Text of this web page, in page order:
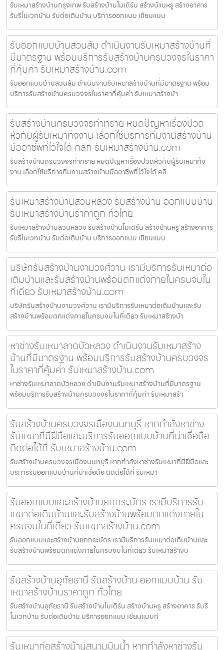
รับเหมาสร้างบ้านกรุงเทพ รับสร้างบ้านโมเดิร์น สร้างบ้านหรู สร้างอาคาร
รับรีโนเวทบ้าน รับต่อเติมบ้าน บริการออกแบบ เขียนแบบ
รับออกแบบบ้านสวนส้ม ดำเนินงานรับเหมาสร้างบ้านที่
มีมาตรฐาน พร้อมบริการรับสร้างบ้านครบวงจรในราคา
ที่คุ้มค่า รับเหมาสร้างบ้าน.com
รับออกแบบบ้านสวนส้ม ดำเนินงานรับเหมาสร้างบ้านที่มีมาตรฐาน พร้อม
บริการรับสร้างบ้านครบวงจรในราคาที่คุ้มค่า รับเหมาสร้างบ้า
รับสร้างบ้านครบวงจรท่าทราย หมดปัญหาเรื่องปวด
หัวกับผู้รับเหมาทิ้งงาน เลือกใช้บริการทีมงานสร้างบ้าน
มืออาชีพที่ไว้ใจได้ คลิก รับเหมาสร้างบ้าน.com
รับสร้างบ้านครบวงจรท่าทราย หมดปัญหาเรื่องปวดหัวกับผู้รับเหมาทิ้ง
งาน เลือกใช้บริการทีมงานสร้างบ้านมืออาชีพที่ไว้ใจได้ คลิ
รับเหมาสร้างบ้านสวนหลวง รับสร้างบ้าน ออกแบบบ้าน
รับเหมาสร้างบ้านราคาถูก ทั่วไทย
รับเหมาสร้างบ้านสวนหลวง รับสร้างบ้านโมเดิร์น สร้างบ้านหรู สร้างอาคาร
รับรีโนเวทบ้าน รับต่อเติมบ้าน บริการออกแบบ เขียนแบบ
บริษัทรับสร้างบ้านงามวงศ์วาน เรามีบริการรับเหมาต่อ
เติมบ้านและรับสร้างบ้านพร้อมตกแต่งภายในครบจบใน
ที่เดียว รับเหมาสร้างบ้าน.com
บริษัทรับสร้างบ้านงามวงศ์วาน เรามีบริการรับเหมาต่อเติมบ้านและรับ
สร้างบ้านพร้อมตกแต่งภายในครบจบในที่เดียว รับเหมาสร้างบ้า
หาช่างรับเหมาลาดบัวหลวง ดำเนินงานรับเหมาสร้าง
บ้านที่มีมาตรฐาน พร้อมบริการรับสร้างบ้านครบวงจร
ในราคาที่คุ้มค่า รับเหมาสร้างบ้าน.com
หาช่างรับเหมาลาดบัวหลวง ดำเนินงานรับเหมาสร้างบ้านที่มีมาตรฐาน
พร้อมบริการรับสร้างบ้านครบวงจรในราคาที่คุ้มค่า รับเหมาสร้า
รับสร้างบ้านครบวงจรเมืองนนทบุรี หากกำลังหาช่าง
รับเหมาที่มีฝีมือและบริการรับออกแบบบ้านที่น่าเชื่อถือ
ติดต่อได้ที่ รับเหมาสร้างบ้าน.com
รับสร้างบ้านครบวงจรเมืองนนทบุรี หากกำลังหาช่างรับเหมาที่มีฝีมือและ
บริการรับออกแบบบ้านที่น่าเชื่อถือ ติดต่อได้ที่ รับเหมา
รับออกแบบและสร้างบ้านยกกระบัตร เรามีบริการรับ
เหมาต่อเติมบ้านและรับสร้างบ้านพร้อมตกแต่งภายใน
ครบจบในที่เดียว รับเหมาสร้างบ้าน.com
รับออกแบบและสร้างบ้านยกกระบัตร เรามีบริการรับเหมาต่อเติมบ้านและ
รับสร้างบ้านพร้อมตกแต่งภายในครบจบในที่เดียว รับเหมาสร้างบ
รับสร้างบ้านอุทัยธานี รับสร้างบ้าน ออกแบบบ้าน รับ
เหมาสร้างบ้านราคาถูก ทั่วไทย
รับสร้างบ้านอุทัยธานี รับสร้างบ้านโมเดิร์น สร้างบ้านหรู สร้างอาคาร รับรี
โนเวทบ้าน รับต่อเติมบ้าน บริการออกแบบ เขียนแบบก่
รับเหมาก่อสร้างบ้านสนามบินน้ำ หากกำลังหาช่างรับ